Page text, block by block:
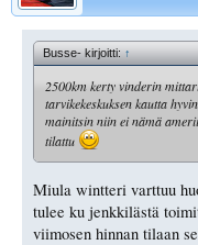
Busse- kirjoitti:↑
2500km kerty vinderin
tarvikekeskuksen kautta
mainitsin niin ei nämä
tilattu
Miula wintteri varttuu
tulee ku jenkkilästä
viimosen hinnan tilaan